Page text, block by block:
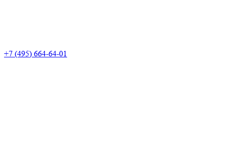
+7 (495) 664-64-01